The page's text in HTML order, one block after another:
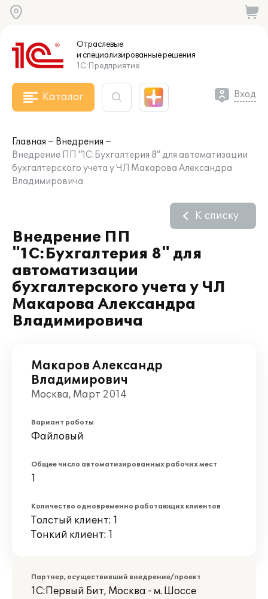
Отраслевые
и специализированныерешения
1С:Предприятие
Каталог Вход
Главная
Внедрения
Внедрение ПП "1С:Бухгалтерия 8" для автоматизации
бухгалтерского учета у ЧЛ Макарова Александра
Владимировича
Внедрение ПП
"1С:Бухгалтерия 8" для
автоматизации
бухгалтерского учета у ЧЛ
Макарова Александра
Владимировича
К списку
Макаров Александр
Владимирович
Москва, Март 2014
Вариант работы
Файловый
Общее число автоматизированных рабочих мест
1
Количество одновременно работающих клиентов
Толстый клиент: 1
Тонкий клиент: 1
Партнер, осуществивший внедрение/проект
1С:Первый Бит, Москва - м. Шоссе